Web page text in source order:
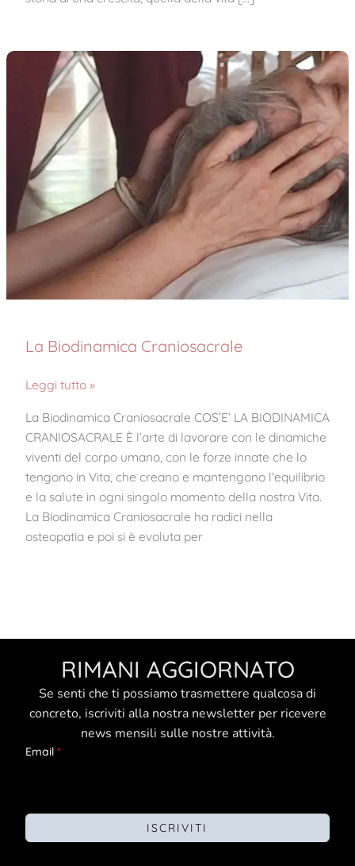
La Biodinamica Craniosacrale
Biodinamica
Craniosacrale
Leggi tutto »
La Biodinamica Craniosacrale COS’E’ LA BIODINAMICA
CRANIOSACRALE È l’arte di lavorare con le dinamiche
viventi del corpo umano, con le forze innate che lo
tengono in Vita, che creano e mantengono l’equilibrio
e la salute in ogni singolo momento della nostra Vita.
La Biodinamica Craniosacrale ha radici nella
osteopatia e poi si è evoluta per
RIMANI AGGIORNATO
Se senti che ti possiamo trasmettere qualcosa di
concreto, iscriviti alla nostra newsletter per ricevere
news mensili sulle nostre attività.
Email*
ISCRIVITI